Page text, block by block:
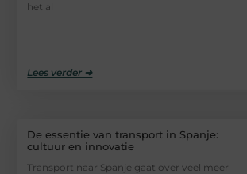
het al
Lees verder ➜
De essentie van transport in Spanje:
cultuur en innovatie
Transport naar Spanje gaat over veel meer